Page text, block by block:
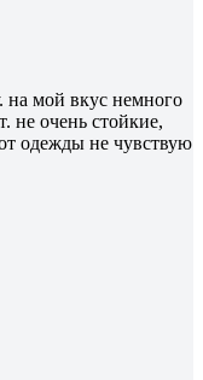
на мой вкус немного
не очень стойкие,
одежды не чувствую